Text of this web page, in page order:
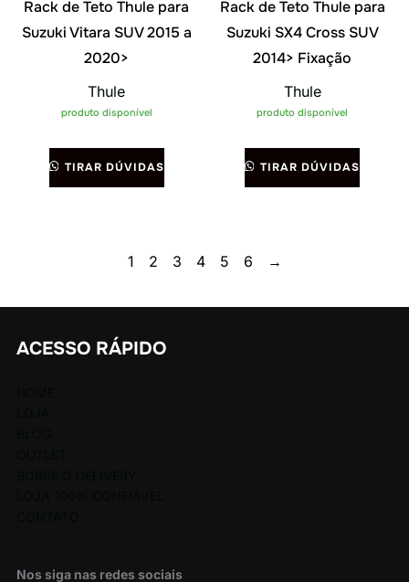
Rack de Teto Thule para
Suzuki Vitara SUV 2015 a
2020>
Thule
produto disponível
TIRAR DÚVIDAS
Rack de Teto Thule para
Suzuki SX4 Cross SUV
2014> Fixação
Thule
produto disponível
TIRAR DÚVIDAS
1 2 3 4 5 6 →
ACESSO RÁPIDO
Nos siga nas redes sociais